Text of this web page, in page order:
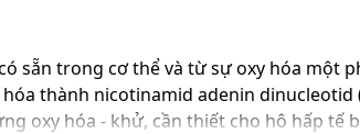
sẵn trong cơ thể và từ sự oxy hóa một
thành nicotinamid adenin dinucleotid
oxy hóa - khử, cần thiết cho hô hấp tế